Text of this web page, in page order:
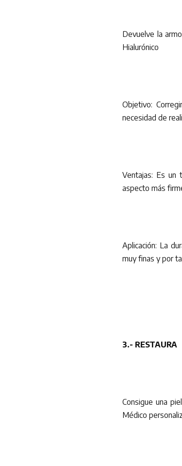
Devuelve la
Hialurónico
Objetivo:
necesidad de
Ventajas: Es un
aspecto más
Aplicación: La
muy finas y por
3.- RESTAURA
Consigue una
Médico